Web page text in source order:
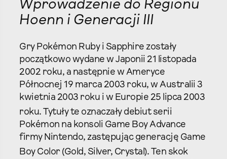
Wprowadzenie do Regionu
Hoenn i Generacji III
Gry Pokémon Ruby i Sapphire zostały
początkowo wydane w Japonii 21 listopada
2002 roku, a następnie w Ameryce
Północnej 19 marca 2003 roku, w Australii 3
kwietnia 2003 roku i w Europie 25 lipca 2003
roku. Tytuły te oznaczały debiut serii
Pokémon na konsoli Game Boy Advance
firmy Nintendo, zastępując generację Game
Boy Color (Gold, Silver, Crystal). Ten skok